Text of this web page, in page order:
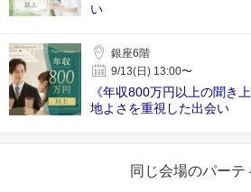
い
銀座6階
9/13(日) 13:00〜
《年収800万円以上の聞き
地よさを重視した出会い
同じ会場のパーテ